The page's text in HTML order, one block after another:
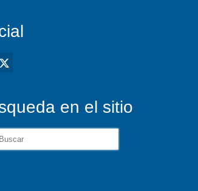
en el sitio